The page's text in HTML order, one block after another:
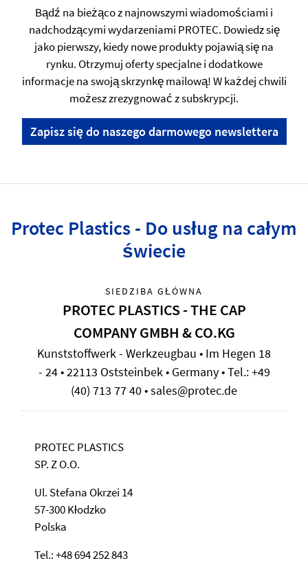
Bądź na bieżąco z najnowszymi wiadomościami i
nadchodzącymi wydarzeniami PROTEC. Dowiedz się
jako pierwszy, kiedy nowe produkty pojawią się na
rynku. Otrzymuj oferty specjalne i dodatkowe
informacje na swoją skrzynkę mailową! W każdej chwili
możesz zrezygnować z subskrypcji.
Zapisz się do naszego darmowego newslettera
Protec Plastics - Do usług na całym
świecie
SIEDZIBA GŁÓWNA
PROTEC PLASTICS - THE CAP
COMPANY GMBH & CO.KG
Kunststoffwerk - Werkzeugbau • Im Hegen 18
- 24 • 22113 Oststeinbek • Germany • Tel.: +49
(40) 713 77 40 • sales@protec.de
PROTEC PLASTICS
SP. Z O.O.
Ul. Stefana Okrzei 14
57-300 Kłodzko
Polska
Tel.: +48 694 252 843